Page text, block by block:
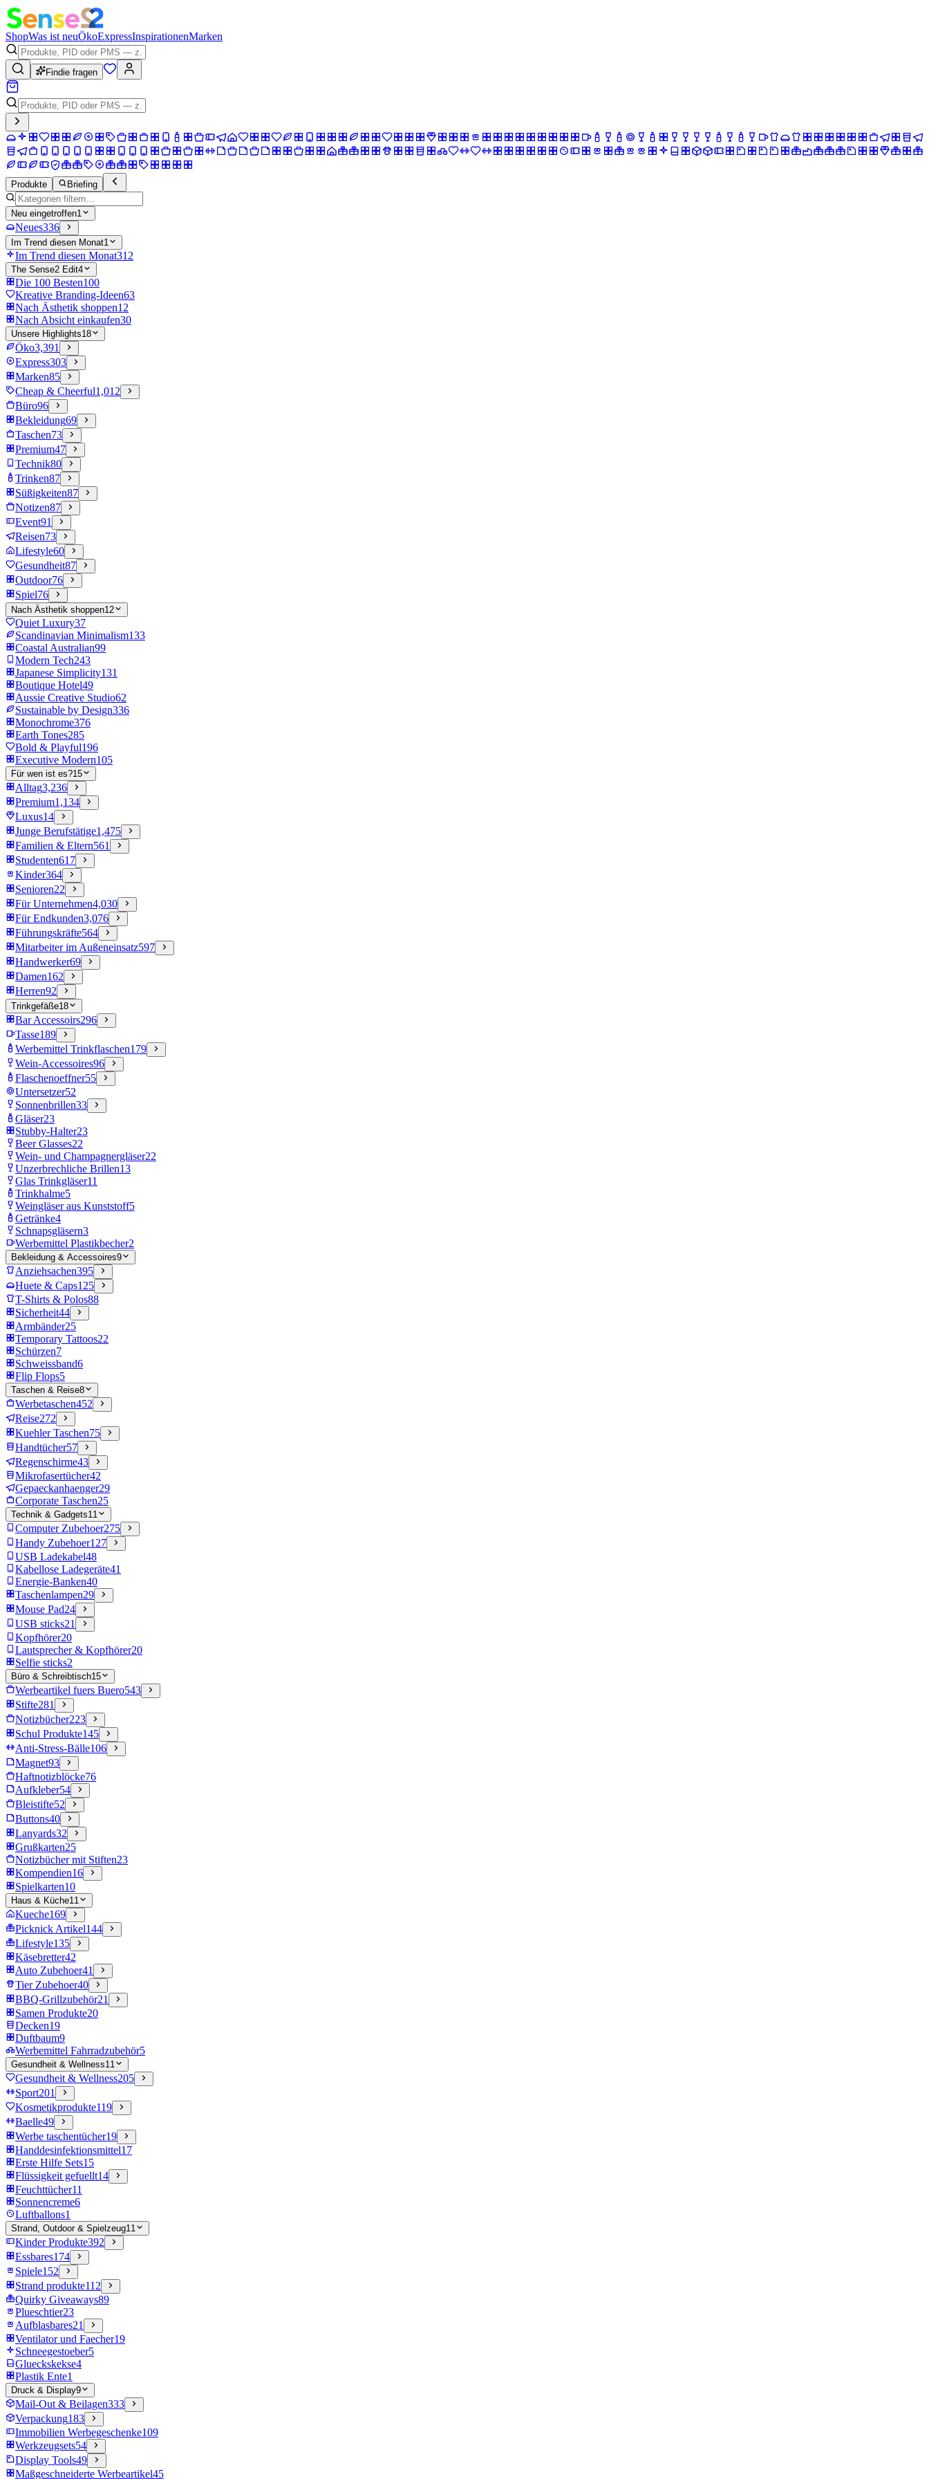
ShopWas ist neuÖkoExpressInspirationenMarken
Findie fragen
Produkte Briefing
Neu eingetroffen1
Neues336
Im Trend diesen Monat1
Im Trend diesen Monat312
The Sense2 Edit4
Die 100 Besten100
Kreative Branding-Ideen63
Nach Ästhetik shoppen12
Nach Absicht einkaufen30
Unsere Highlights18
Öko3,391
Express303
Marken85
Cheap & Cheerful1,012
Büro96
Bekleidung69
Taschen73
Premium47
Technik80
Trinken87
Süßigkeiten87
Notizen87
Event91
Reisen73
Lifestyle60
Gesundheit87
Outdoor76
Spiel76
Nach Ästhetik shoppen12
Quiet Luxury37
Scandinavian Minimalism133
Coastal Australian99
Modern Tech243
Japanese Simplicity131
Boutique Hotel49
Aussie Creative Studio62
Sustainable by Design336
Monochrome376
Earth Tones285
Bold & Playful196
Executive Modern105
Für wen ist es?15
Alltag3,236
Premium1,134
Luxus14
Junge Berufstätige1,475
Familien & Eltern561
Studenten617
Kinder364
Senioren22
Für Unternehmen4,030
Für Endkunden3,076
Führungskräfte564
Mitarbeiter im Außeneinsatz597
Handwerker69
Damen162
Herren92
Trinkgefäße18
Bar Accessoirs296
Tasse189
Werbemittel Trinkflaschen179
Wein-Accessoires96
Flaschenoeffner55
Untersetzer52
Sonnenbrillen33
Gläser23
Stubby-Halter23
Beer Glasses22
Wein- und Champagnergläser22
Unzerbrechliche Brillen13
Glas Trinkgläser11
Trinkhalme5
Weingläser aus Kunststoff5
Getränke4
Schnapsgläsern3
Werbemittel Plastikbecher2
Bekleidung & Accessoires9
Anziehsachen395
Huete & Caps125
T-Shirts & Polos88
Sicherheit44
Armbänder25
Temporary Tattoos22
Schürzen7
Schweissband6
Flip Flops5
Taschen & Reise8
Werbetaschen452
Reise272
Kuehler Taschen75
Handtücher57
Regenschirme43
Mikrofasertücher42
Gepaeckanhaenger29
Corporate Taschen25
Technik & Gadgets11
Computer Zubehoer275
Handy Zubehoer127
USB Ladekabel48
Kabellose Ladegeräte41
Energie-Banken40
Taschenlampen29
Mouse Pad24
USB sticks21
Kopfhörer20
Lautsprecher & Kopfhörer20
Selfie sticks2
Büro & Schreibtisch15
Werbeartikel fuers Buero543
Stifte281
Notizbücher223
Schul Produkte145
Anti-Stress-Bälle106
Magnet93
Haftnotizblöcke76
Aufkleber54
Bleistifte52
Buttons40
Lanyards32
Grußkarten25
Notizbücher mit Stiften23
Kompendien16
Spielkarten10
Haus & Küche11
Kueche169
Picknick Artikel144
Lifestyle135
Käsebretter42
Auto Zubehoer41
Tier Zubehoer40
BBQ-Grillzubehör21
Samen Produkte20
Decken19
Duftbaum9
Werbemittel Fahrradzubehör5
Gesundheit & Wellness11
Gesundheit & Wellness205
Sport201
Kosmetikprodukte119
Baelle49
Werbe taschentücher19
Handdesinfektionsmittel17
Erste Hilfe Sets15
Flüssigkeit gefuellt14
Feuchttücher11
Sonnencreme6
Luftballons1
Strand, Outdoor & Spielzeug11
Kinder Produkte392
Essbares174
Spiele152
Strand produkte112
Quirky Giveaways89
Plueschtier23
Aufblasbares21
Ventilator und Faecher19
Schneegestoeber5
Glueckskekse4
Plastik Ente1
Druck & Display9
Mail-Out & Beilagen333
Verpackung183
Immobilien Werbegeschenke109
Werkzeugsets54
Display Tools49
Maßgeschneiderte Werbeartikel45